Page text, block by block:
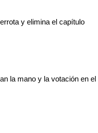
y elimina el capítulo
la mano y la votación en el